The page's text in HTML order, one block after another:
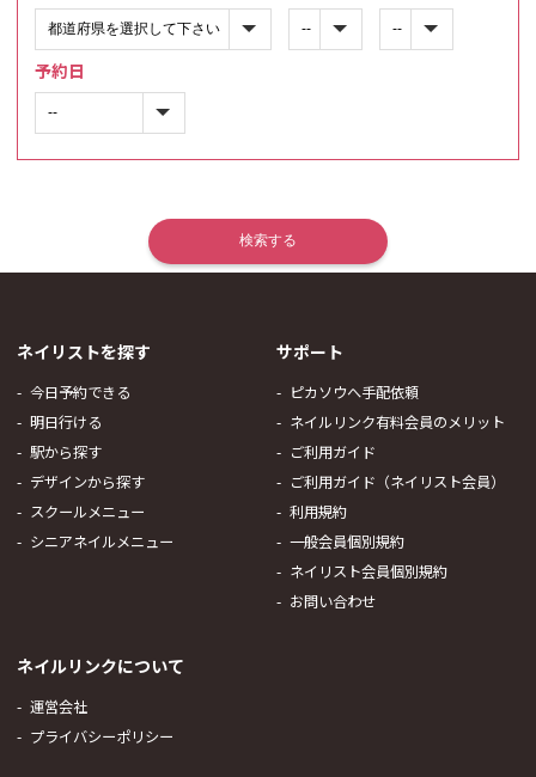
予約日
ネイリストを探す
今日予約できる
明日行ける
駅から探す
デザインから探す
スクールメニュー
シニアネイルメニュー
サポート
ピカソウへ手配依頼
ネイルリンク有料会員のメリット
ご利用ガイド
ご利用ガイド（ネイリスト会員）
利用規約
一般会員個別規約
ネイリスト会員個別規約
お問い合わせ
ネイルリンクについて
運営会社
プライバシーポリシー